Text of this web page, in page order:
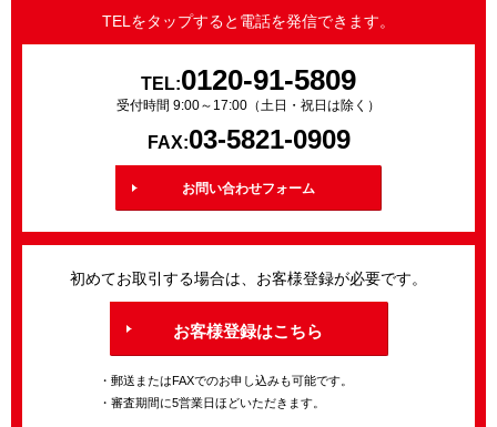
TELをタップすると電話を発信できます。
TEL:0120-91-5809
受付時間 9:00～17:00（土日・祝日は除く）
FAX:03-5821-0909
お問い合わせフォーム
初めてお取引する場合は、お客様登録が必要です。
お客様登録はこちら
・郵送またはFAXでのお申し込みも可能です。
・審査期間に5営業日ほどいただきます。